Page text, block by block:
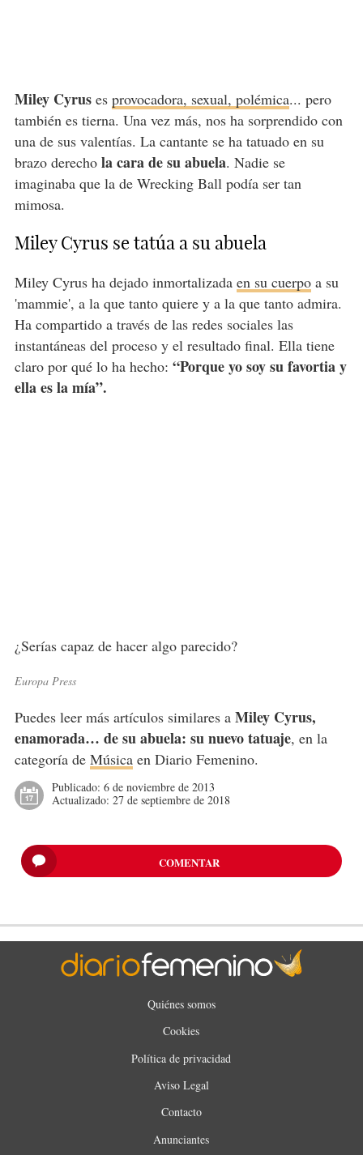
Miley Cyruses provocadora, sexual, polémica... pero
también es tierna. Una vez más, nos ha sorprendido con
una de sus valentías. La cantante se ha tatuado en su
brazo derecho la cara de su abuela. Nadie se
imaginaba que la de Wrecking Ball podía ser tan
mimosa.
Miley Cyrus se tatúa a su abuela
Miley Cyrus ha dejado inmortalizada en su cuerpoa su
'mammie', a la que tanto quiere y a la que tanto admira.
Ha compartido a través de las redes sociales las
instantáneas del proceso y el resultado final. Ella tiene
claro por qué lo ha hecho: “Porque yo soy su favortia y
ella es la mía”.
¿Serías capaz de hacer algo parecido?
Europa Press
Puedes leer más artículos similares a Miley Cyrus,
enamorada… de su abuela: su nuevo tatuaje, en la
categoría de Músicaen Diario Femenino.
Publicado: 6 de noviembre de 2013
Actualizado: 27 de septiembre de 2018
COMENTAR
Quiénes somos
Cookies
Política de privacidad
Aviso Legal
Contacto
Anunciantes